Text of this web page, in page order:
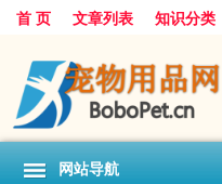
首 页 文章列表 知识分类
网站导航